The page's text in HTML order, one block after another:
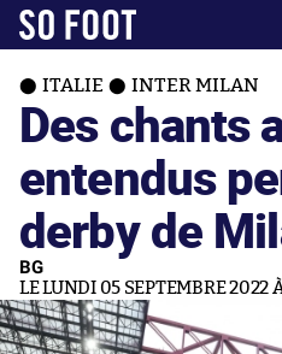
ITALIE INTER MILAN
Des chants
entendus
derby de
BG
LE LUNDI 05 SEPTEMBRE 2022